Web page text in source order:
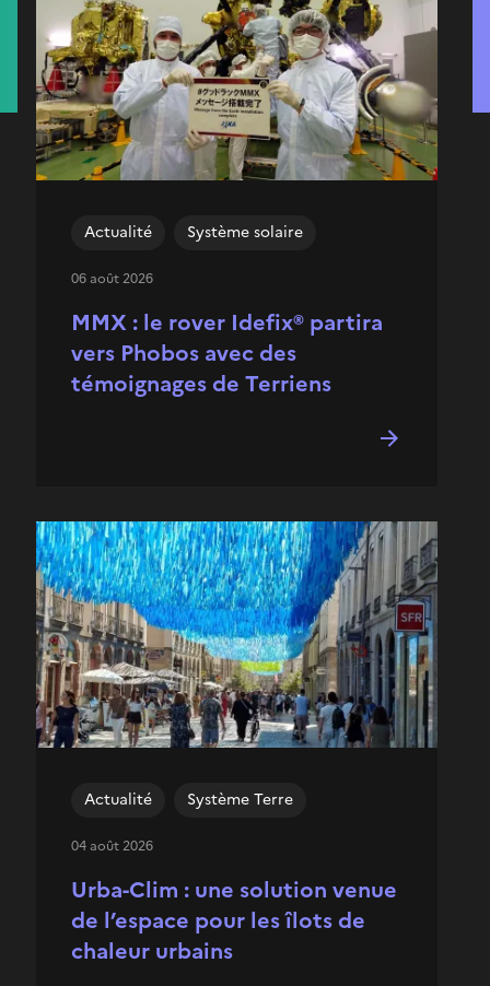
MMX : le rover Idefix® partira
vers Phobos avec des
témoignages de Terriens
Actualité Système solaire
06 août 2026
Urba-Clim : une solution venue
de l’espace pour les îlots de
chaleur urbains
Actualité Système Terre
04 août 2026